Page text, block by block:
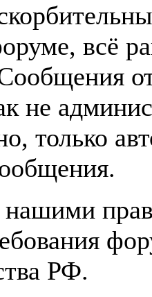
всё
не
только
РФ.